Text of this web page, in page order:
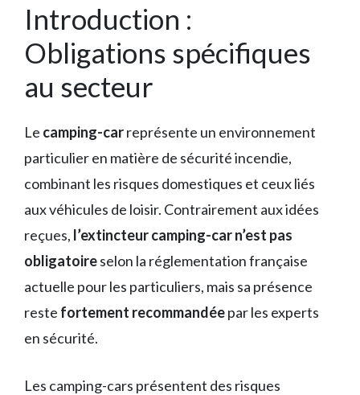
Introduction :
Obligations spécifiques
au secteur
Le camping-carreprésente un environnement
particulier en matière de sécurité incendie,
combinant les risques domestiques et ceux liés
aux véhicules de loisir. Contrairement aux idées
reçues, l’extincteur camping-car n’est pas
obligatoireselon la réglementation française
actuelle pour les particuliers, mais sa présence
reste fortement recommandéepar les experts
en sécurité.
Les camping-cars présentent des risques